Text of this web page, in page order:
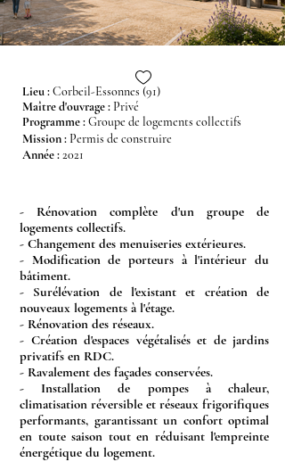
Lieu :Corbeil-Essonnes (91)
Maître d'ouvrage: Privé
Programme:Groupe de logements collectifs
Mission: Permis de construire
Année:2021
- Rénovation complète d'un groupe de
logements collectifs.
- Changement des menuiseries extérieures.
- Modification de porteurs à l'intérieur du
bâtiment.
- Surélévation de l'existant et création de
nouveaux logements à l'étage.
- Rénovation des réseaux.
- Création d'espaces végétalisés et de jardins
privatifs en RDC.
- Ravalement des façades conservées.
- Installation de pompes à chaleur,
climatisation réversible et réseaux frigorifiques
performants, garantissant un confort optimal
en toute saison tout en réduisant l'empreinte
énergétique du logement.